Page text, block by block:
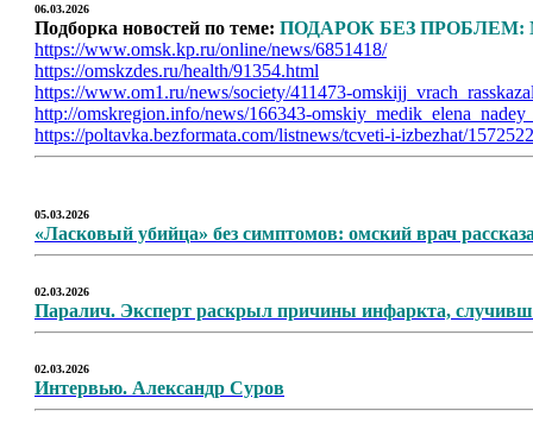
06.03.2026
Подборка новостей по теме: ПОДАРОК БЕЗ
https://www.omsk.kp.ru/online/news/6851418/
https://omskzdes.ru/health/91354.html
https://www.om1.ru/news/society/411473-
http://omskregion.info/news/166343-
https://poltavka.bezformata.com/listnews/tcveti-i-izbezhat/
05.03.2026
«Ласковый убийца» без симптомов: омский врач
02.03.2026
Паралич. Эксперт раскрыл причины инфаркта,
02.03.2026
Интервью. Александр Суров